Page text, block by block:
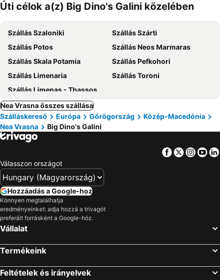
Úti célok a(z) Big Dino's Galini közelében
Szállás Szaloniki
Szállás Szárti
Szállás Potos
Szállás Neos Marmaras
Szállás Skala Potamia
Szállás Pefkohori
Szállás Limenaria
Szállás Toroni
Szállás Limenas - Thassos
Nea Vrasna összes szállása
Szálláskereső
Európa Görögország
Közép-Macedónia
Nea Vrasna
Big Dino's Galini
Facebook
Twitter
Válasszon országot
Hozzáadás a Google-hoz
Könnyen megtalálhatja
eredményeinket: adja hozzá a trivagót
preferált forrásként a Google-höz.
Vállalat
Termékeink
Feltételek és irányelvek